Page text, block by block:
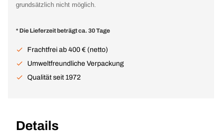
grundsätzlich nicht möglich.
* Die Lieferzeit beträgt ca. 30 Tage
Frachtfrei ab 400 € (netto)
Umweltfreundliche Verpackung
Qualität seit 1972
Details